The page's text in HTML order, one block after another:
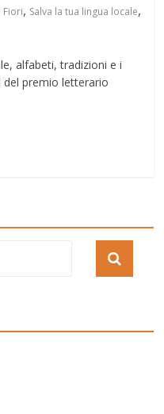
Fiori, Salva la tua lingua locale,
alfabeti, tradizioni e i
premio letterario